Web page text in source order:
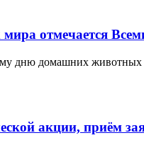
мира отмечается
дню домашних
акции, приём